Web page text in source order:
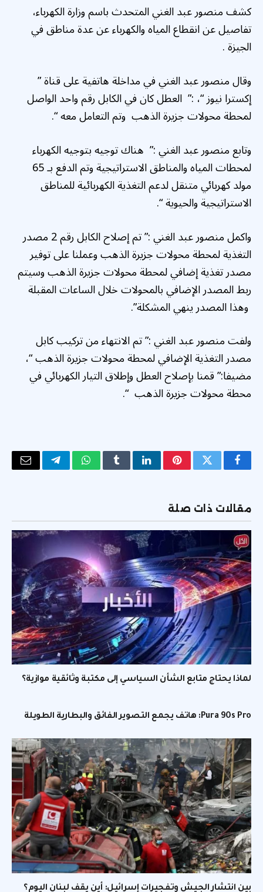
كشف منصور عبد الغني المتحدث باسم وزارة الكهرباء،
تفاصيل عن انقطاع المياه والكهرباء عن عدة مناطق في
الجيزة .
وقال منصور عبد الغني في مداخلة هاتفية على قناة ”
إكسترا نيوز “، :” العطل كان في الكابل رقم واحد الواصل
لمحطة محولات جزيرة الذهب وتم التعامل معه “.
وتابع منصور عبد الغني :” هناك توجيه بتوجيه الكهرباء
لمحطات المياه والمناطق الاستراتيجية وتم الدفع بـ 65
مولد كهربائي متنقل لدعم التغذية الكهربائية للمناطق
الاستراتيجية والحيوية “.
واكمل منصور عبد الغني :” تم إصلاح الكابل رقم 2 مصدر
التغذية لمحطة محولات جزيرة الذهب وعملنا على توفير
مصدر تغذية إضافي لمحطة محولات جزيرة الذهب وسيتم
ربط المصدر الإضافي بالمحولات خلال الساعات المقبلة
وهذا المصدر ينهي المشكلة”.
ولفت منصور عبد الغني :” تم الانتهاء من تركيب كابل
مصدر التغذية الإضافي لمحطة محولات جزيرة الذهب “،
مضيفا:” قمنا بإصلاح العطل وإطلاق التيار الكهربائي في
محطة محولات جزيرة الذهب “.
فيسبوكتويتر بينتيريستلينكدإنTumblrواتسابتيلقرامالبريد
مقالات ذات صلة
لماذا يحتاج متابع الشأن السياسي إلى مكتبة وثائقية موازية؟
Pura 90s Pro: هاتف يجمع التصوير الفائق والبطارية الطويلة
بين انتشار الجيش وتفجيرات إسرائيل: أين يقف لبنان اليوم؟